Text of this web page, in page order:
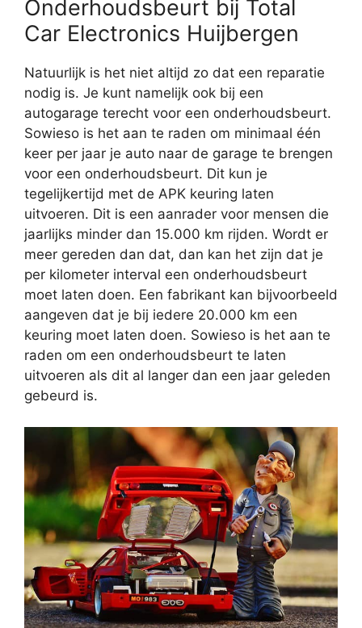
Onderhoudsbeurt bij Total
Car Electronics Huijbergen
Natuurlijk is het niet altijd zo dat een reparatie
nodig is. Je kunt namelijk ook bij een
autogarage terecht voor een onderhoudsbeurt.
Sowieso is het aan te raden om minimaal één
keer per jaar je auto naar de garage te brengen
voor een onderhoudsbeurt. Dit kun je
tegelijkertijd met de APK keuring laten
uitvoeren. Dit is een aanrader voor mensen die
jaarlijks minder dan 15.000 km rijden. Wordt er
meer gereden dan dat, dan kan het zijn dat je
per kilometer interval een onderhoudsbeurt
moet laten doen. Een fabrikant kan bijvoorbeeld
aangeven dat je bij iedere 20.000 km een
keuring moet laten doen. Sowieso is het aan te
raden om een onderhoudsbeurt te laten
uitvoeren als dit al langer dan een jaar geleden
gebeurd is.